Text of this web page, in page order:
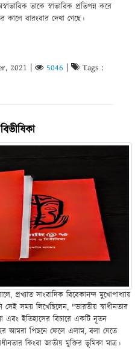
তাকে স্বাভাবিক প্রতিপন্ন করে
কালে বারংবার দেখা গেছে।
2021 5046 Tags :
প্রখ্যাত সাংবাদিক বিবেকানন্দ মুখোপাধ্যায়
সময় লিখেছিলেন, "ভারতীয় স্বাধীনতার
এবং ইতিহাসের বিচারে একটি নূতন
আমরা পিছনে ফেলে এলাম, বলা যেতে
কিংবা জাতীয় মুক্তির ভূমিকা মাত্র।